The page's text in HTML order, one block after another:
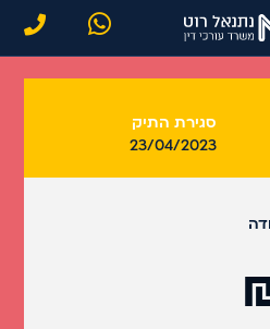
סגירת התיק
23/04/2023